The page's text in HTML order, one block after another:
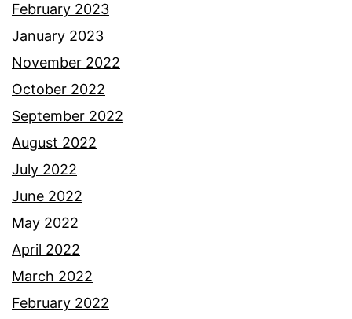
February 2023
January 2023
November 2022
October 2022
September 2022
August 2022
July 2022
June 2022
May 2022
April 2022
March 2022
February 2022